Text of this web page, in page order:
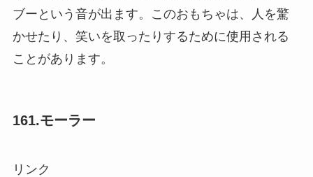
ブーという音が出ます。このおもちゃは、人を驚
かせたり、笑いを取ったりするために使用される
ことがあります。
161.モーラー
リンク